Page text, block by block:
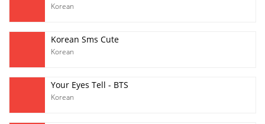
Korean
Korean Sms Cute
Korean
Your Eyes Tell - BTS
Korean